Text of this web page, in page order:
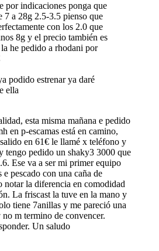
por indicaciones ponga que
7 a 28g 2.5-3.5 pienso que
con los 2.0 que
8g y el precio también es
he pedido a rhodani por
podido estrenar ya daré
ella
esta misma mañana e pedido
en p-escamas está en camino,
en 61€ le llamé x teléfono y
tengo pedido un shaky3 3000 que
Ese va a ser mi primer equipo
e pescado con una caña de
notar la diferencia en comodidad
La friscast la tuve en la mano y
tiene 7anillas y me pareció una
m termino de convencer.
Un saludo